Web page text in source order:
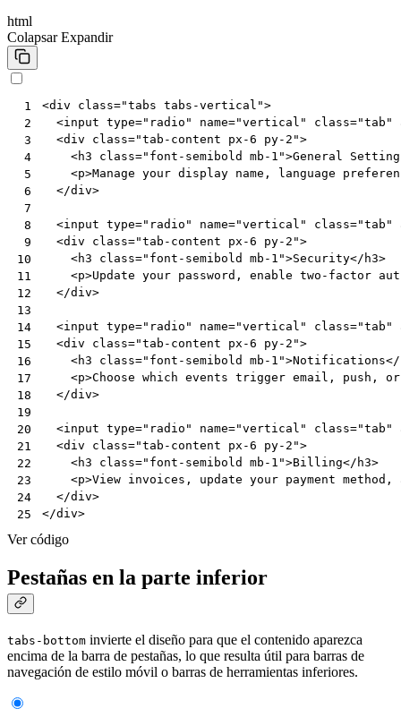
html
Colapsar Expandir
1
2
3
4
5
6
7
8
9
10
11
12
13
14
15
16
17
18
19
20
21
22
23
24
25
<div class="tabs tabs-vertical">
<input type="radio" name="vertical" class="tab"
<div class="tab-content px-6 py-2">
<h3 class="font-semibold mb-1">General
<p>Manage your display name, language
</div>
<input type="radio" name="vertical" class="tab"
<div class="tab-content px-6 py-2">
<h3 class="font-semibold mb-1">Security</ h3>
<p>Update your password, enable two-factor
</div>
<input type="radio" name="vertical" class="tab"
<div class="tab-content px-6 py-2">
<h3 class="font-semibold mb-1">Notifications</
<p>Choose which events trigger email, push,
</div>
<input type="radio" name="vertical" class="tab"
<div class="tab-content px-6 py-2">
<h3 class="font-semibold mb-1">Billing</ h3>
<p>View invoices, update your payment
</div>
</div>
Ver código
Pestañas en la parte inferior
tabs-bottom invierte el diseño para que el contenido aparezca
encima de la barra de pestañas, lo que resulta útil para barras de
navegación de estilo móvil o barras de herramientas inferiores.